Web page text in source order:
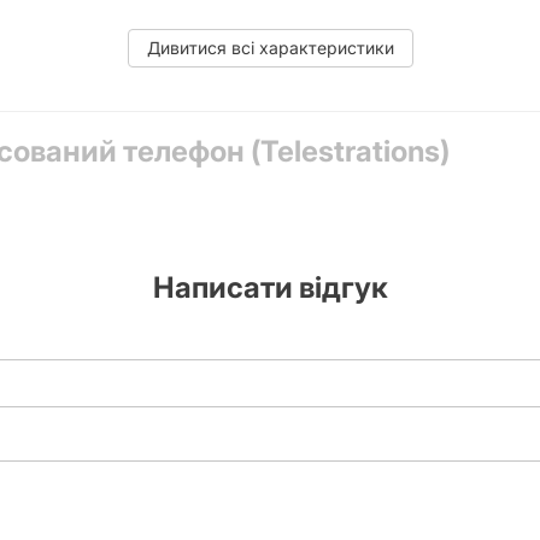
Дивитися всі характеристики
телефон (Telestrations)
Написати відгук